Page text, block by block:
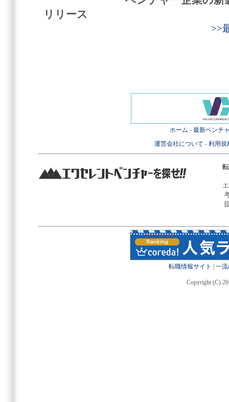
リリース
>>
ホーム - 最新ベンチ
運営会社について - 利用規
転職情報サイト 一
Copyright (C)